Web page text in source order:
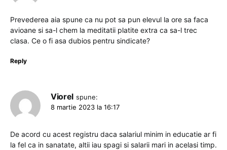
Prevederea aia spune ca nu pot sa pun elevul la ore sa faca
avioane si sa-l chem la meditatii platite extra ca sa-l trec
clasa. Ce o fi asa dubios pentru sindicate?
Reply
Viorel spune:
8 martie 2023 la 16:17
De acord cu acest registru daca salariul minim in educatie ar fi
la fel ca in sanatate, altii iau spagi si salarii mari in acelasi timp.